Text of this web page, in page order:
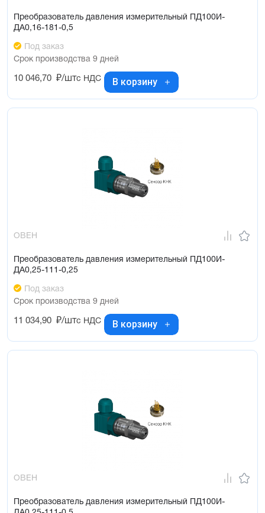
Преобразователь давления измерительный ПД100И-
ДА0,16-181-0,5
Под заказ
Срок производства 9 дней
10 046,70 ₽/штс НДС В корзину
ОВЕН
Преобразователь давления измерительный ПД100И-
ДА0,25-111-0,25
Под заказ
Срок производства 9 дней
11 034,90 ₽/штс НДС В корзину
ОВЕН
Преобразователь давления измерительный ПД100И-